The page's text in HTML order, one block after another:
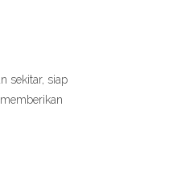
sekitar, siap